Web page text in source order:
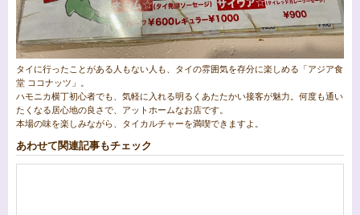
タイに行ったことがある人もない人も、タイの雰囲気を存分に楽しめる「アジア食
堂 ココナッツ」。
ハモニカ横丁初心者でも、気軽に入れる明るくあたたかい接客が魅力。何度も通い
たくなる居心地の良さで、アットホームなお店です。
本場の味を楽しみながら、タイカルチャーを満喫できますよ。
あわせて関連記事もチェック